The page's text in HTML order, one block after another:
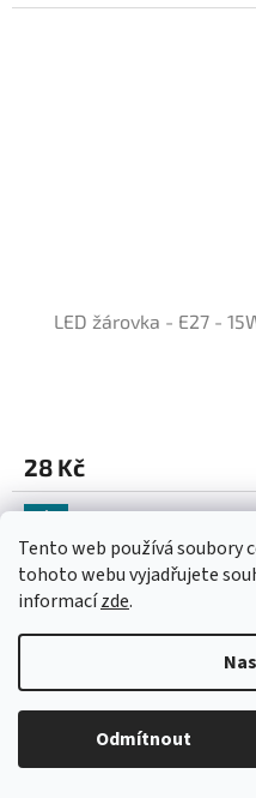
Tento web používá soubory
tohoto webu vyjadřujete
informacízde.
Odmítnout
LED žárovka - E27 -
28 Kč
Tip